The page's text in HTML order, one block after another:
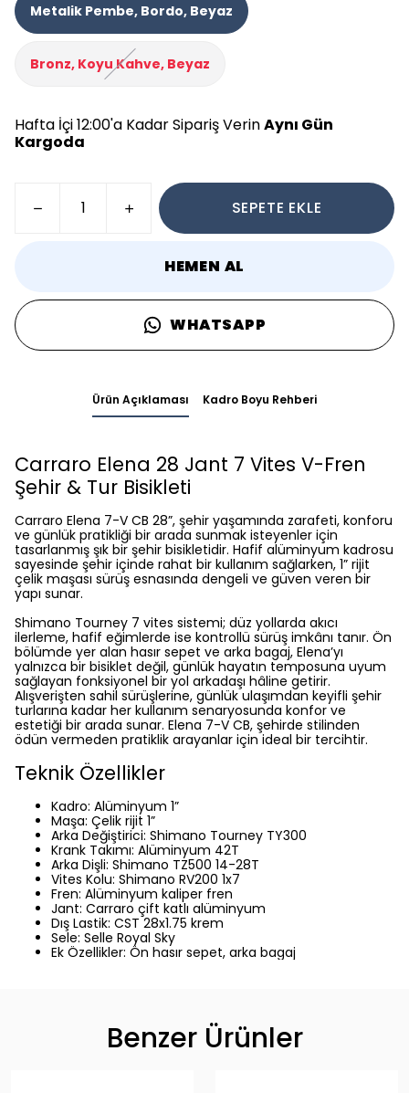
Metalik Pembe, Bordo, Beyaz
Bronz, Koyu Kahve, Beyaz
Hafta İçi 12:00'a Kadar Sipariş VerinAynı Gün
Kargoda
SEPETE EKLE
HEMEN AL
WHATSAPP
Ürün Açıklaması Kadro Boyu Rehberi
Carraro Elena 28 Jant 7 Vites V-Fren
Şehir & Tur Bisikleti
Carraro Elena 7-V CB 28”, şehir yaşamında zarafeti, konforu
ve günlük pratikliği bir arada sunmak isteyenler için
tasarlanmış şık bir şehir bisikletidir. Hafif alüminyum kadrosu
sayesinde şehir içinde rahat bir kullanım sağlarken, 1” rijit
çelik maşası sürüş esnasında dengeli ve güven veren bir
yapı sunar.
Shimano Tourney 7 vites sistemi; düz yollarda akıcı
ilerleme, hafif eğimlerde ise kontrollü sürüş imkânı tanır. Ön
bölümde yer alan hasır sepet ve arka bagaj, Elena’yı
yalnızca bir bisiklet değil, günlük hayatın temposuna uyum
sağlayan fonksiyonel bir yol arkadaşı hâline getirir.
Alışverişten sahil sürüşlerine, günlük ulaşımdan keyifli şehir
turlarına kadar her kullanım senaryosunda konfor ve
estetiği bir arada sunar. Elena 7-V CB, şehirde stilinden
ödün vermeden pratiklik arayanlar için ideal bir tercihtir.
Teknik Özellikler
Kadro: Alüminyum 1”
Maşa: Çelik rijit 1”
Arka Değiştirici: Shimano Tourney TY300
Krank Takımı: Alüminyum 42T
Arka Dişli: Shimano TZ500 14-28T
Vites Kolu: Shimano RV200 1x7
Fren: Alüminyum kaliper fren
Jant: Carraro çift katlı alüminyum
Dış Lastik: CST 28x1.75 krem
Sele: Selle Royal Sky
Ek Özellikler: Ön hasır sepet, arka bagaj
Benzer Ürünler